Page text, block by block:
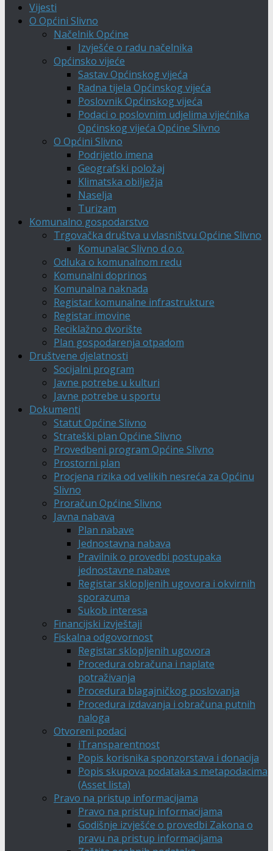
Vijesti
O Općini Slivno
Načelnik Općine
Izvješće o radu načelnika
Općinsko vijeće
Sastav Općinskog vijeća
Radna tijela Općinskog vijeća
Poslovnik Općinskog vijeća
Podaci o poslovnim udjelima vijećnika
Općinskog vijeća Općine Slivno
O Općini Slivno
Podrijetlo imena
Geografski položaj
Klimatska obilježja
Naselja
Turizam
Komunalno gospodarstvo
Trgovačka društva u vlasništvu Općine Slivno
Komunalac Slivno d.o.o.
Odluka o komunalnom redu
Komunalni doprinos
Komunalna naknada
Registar komunalne infrastrukture
Registar imovine
Reciklažno dvorište
Plan gospodarenja otpadom
Društvene djelatnosti
Socijalni program
Javne potrebe u kulturi
Javne potrebe u sportu
Dokumenti
Statut Općine Slivno
Strateški plan Općine Slivno
Provedbeni program Općine Slivno
Prostorni plan
Procjena rizika od velikih nesreća za Općinu
Slivno
Proračun Općine Slivno
Javna nabava
Plan nabave
Jednostavna nabava
Pravilnik o provedbi postupaka
jednostavne nabave
Registar sklopljenih ugovora i okvirnih
sporazuma
Sukob interesa
Financijski izvještaji
Fiskalna odgovornost
Registar sklopljenih ugovora
Procedura obračuna i naplate
potraživanja
Procedura blagajničkog poslovanja
Procedura izdavanja i obračuna putnih
naloga
Otvoreni podaci
iTransparentnost
Popis korisnika sponzorstava i donacija
Popis skupova podataka s metapodacima
(Asset lista)
Pravo na pristup informacijama
Pravo na pristup informacijama
Godišnje izvješće o provedbi Zakona o
pravu na pristup informacijama